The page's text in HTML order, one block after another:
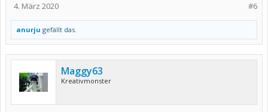
#6
4. März 2020
anurju gefällt das.
Maggy63
Kreativmonster